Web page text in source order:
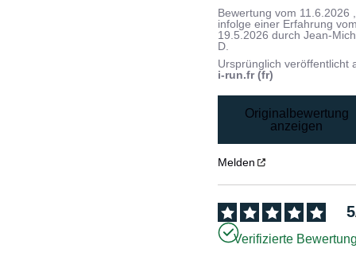
Bewertung vom 11.6.2026
infolge einer Erfahrung
19.5.2026 durchJean-
D.
Ursprünglich veröffentlicht
i-run.fr (fr)
Originalbewertung
anzeigen
Melden
5
Verifizierte